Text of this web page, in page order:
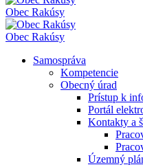
Obec Rakúsy
Obec Rakúsy
Samospráva
Kompetencie
Obecný úrad
Prístup k
Portál
Kontakty a
Územný